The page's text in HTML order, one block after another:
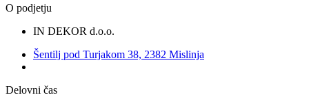
O podjetju
IN DEKOR d.o.o.
Šentilj pod Turjakom 38, 2382 Mislinja
Delovni čas